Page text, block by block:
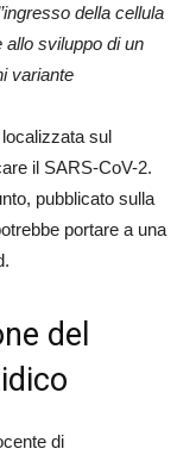
della cellula
allo sviluppo di un
variante
sul
il SARS-CoV-2.
pubblicato sulla
portare a una
del
di